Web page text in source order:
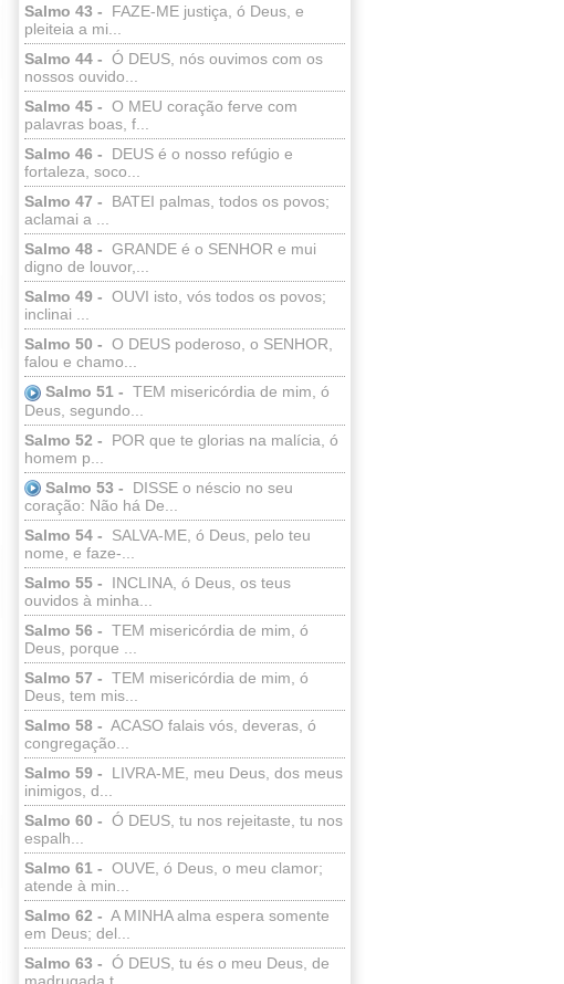
Salmo 43 -
FAZE-ME justiça, ó Deus, e
pleiteia a mi...
Salmo 44 - Ó DEUS, nós ouvimos com os
nossos ouvido...
Salmo 45 - O MEU coração ferve com
palavras boas, f...
Salmo 46 -
DEUS é o nosso refúgio e
fortaleza, soco...
Salmo 47 -
BATEI palmas, todos os povos;
aclamai a ...
Salmo 48 - GRANDE é o SENHOR e mui
digno de louvor,...
Salmo 49 - OUVI isto, vós todos os povos;
inclinai ...
Salmo 50 - O DEUS poderoso, o SENHOR,
falou e chamo...
Salmo 51 - TEM misericórdia de mim, ó
Deus, segundo...
Salmo 52 -
POR que te glorias na malícia, ó
homem p...
Salmo 53 -
DISSE o néscio no seu
coração: Não há De...
Salmo 54 -
SALVA-ME, ó Deus, pelo teu
nome, e faze-...
Salmo 55 -
INCLINA, ó Deus, os teus
ouvidos à minha...
Salmo 56 - TEM misericórdia de mim, ó
Deus, porque ...
Salmo 57 - TEM misericórdia de mim, ó
Deus, tem mis...
Salmo 58 - ACASO falais vós, deveras, ó
congregação...
Salmo 59 -
LIVRA-ME, meu Deus, dos meus
inimigos, d...
Salmo 60 - Ó DEUS, tu nos rejeitaste, tu nos
espalh...
Salmo 61 - OUVE, ó Deus, o meu clamor;
atende à min...
Salmo 62 - A MINHA alma espera somente
em Deus; del...
Salmo 63 - Ó DEUS, tu és o meu Deus, de